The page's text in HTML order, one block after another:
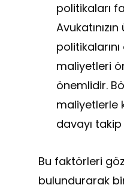
politikaları
maliyetleri
önemlidir.
maliyetlerle
davayı
Bu faktörleri
bulundurarak